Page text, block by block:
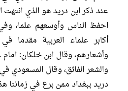
عند ذكر ابن دريد هو الذي انتهت
احفظ الناس وأوسعهم علما،
أكابر علماء العربية مقدما
وأشعارهم، وقال ابن خلكان:
والشعر الفائق، وقال المسعودي
دريد ببغداد ممن برع في زماننا